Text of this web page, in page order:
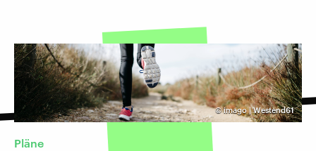
©imago | Westend61
Pläne